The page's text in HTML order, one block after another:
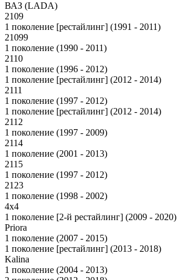
ВАЗ (LADA)
2109
1 поколение [рестайлинг] (1991 - 2011)
21099
1 поколение (1990 - 2011)
2110
1 поколение (1996 - 2012)
1 поколение [рестайлинг] (2012 - 2014)
2111
1 поколение (1997 - 2012)
1 поколение [рестайлинг] (2012 - 2014)
2112
1 поколение (1997 - 2009)
2114
1 поколение (2001 - 2013)
2115
1 поколение (1997 - 2012)
2123
1 поколение (1998 - 2002)
4x4
1 поколение [2-й рестайлинг] (2009 - 2020)
Priora
1 поколение (2007 - 2015)
1 поколение [рестайлинг] (2013 - 2018)
Kalina
1 поколение (2004 - 2013)